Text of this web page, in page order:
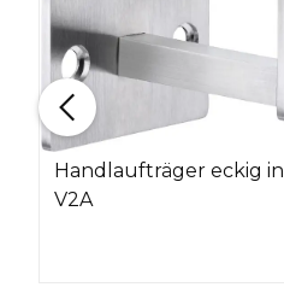
Handlaufträger eckig in
V2A